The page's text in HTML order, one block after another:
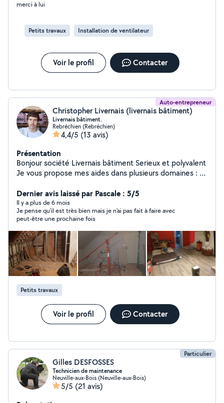
pour me faire part de vos projets. Je vous répondrais
merci à lui
Petits travaux Installation de ventilateur
Voir le profil Contacter
Auto-entrepreneur
Christopher Livernais (livernais bâtiment)
Livernais bâtiment.
Rebréchien (Rebréchien)
4,4/5 (13 avis)
Présentation
Bonjour société Livernais bâtiment Serieux et polyvalent
Je vous propose mes aides dans plusieurs domaines : -
d arbre avec enlèvement du bois si besoin -carrelage -
Pavé - destruction nids de frelons,guêpes -maçonnerie -
taille de haie et pelouse,abattage d arbre Si je vous
répond pas sur allô voisin envoyer moi un message sur
mon numéro de téléphone merci cordialement
N'hésitez pas à me contacter pour plus d'informations.
O6.47.58.90.80
Dernier avis laissé par Pascale : 5/5
Il y a plus de 6 mois
Je pense qu'il est très bien mais je n'ai pas fait à faire avec
peut-être une prochaine fois
Petits travaux
Voir le profil Contacter
Particulier
Gilles DESFOSSES
Technicien de maintenance
Neuville-aux-Bois (Neuville-aux-Bois)
5/5 (21 avis)